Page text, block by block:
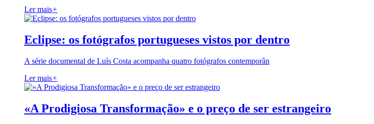
Ler mais+
Eclipse: os fotógrafos portugueses vistos por dentro
A série documental de Luís Costa acompanha quatro fotógrafos contemporân
Ler mais+
«A Prodigiosa Transformação» e o preço de ser estrangeiro